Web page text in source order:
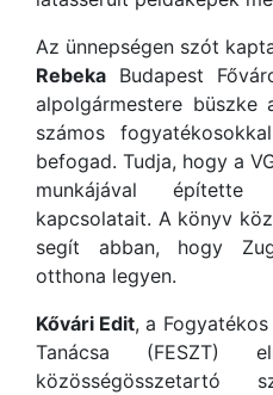
Az ünnepségen szót
Rebeka Budapest
alpolgármestere büszke
számos
befogad. Tudja, hogy a
munkájával
kapcsolatait. A könyv
segít abban, hogy
otthona legyen.
Kővári Edit, a
Tanácsa (FESZT)
közösségösszetartó